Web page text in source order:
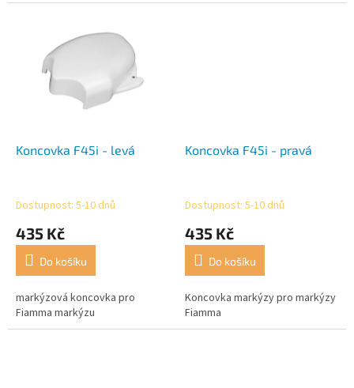
Koncovka F45i - levá
Dostupnost: 5-10 dnů
435 Kč
Do košíku
markýzová koncovka pro
Fiamma markýzu
Koncovka F45i - pravá
Dostupnost: 5-10 dnů
435 Kč
Do košíku
Koncovka markýzy pro markýzy
Fiamma